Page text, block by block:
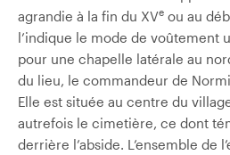
agrandie à la fin du XVe ou au
l’indique le mode de
pour une chapelle latérale au
du lieu, le commandeur de
Elle est située au centre du
autrefois le cimetière, ce dont
derrière l’abside. L’ensemble de